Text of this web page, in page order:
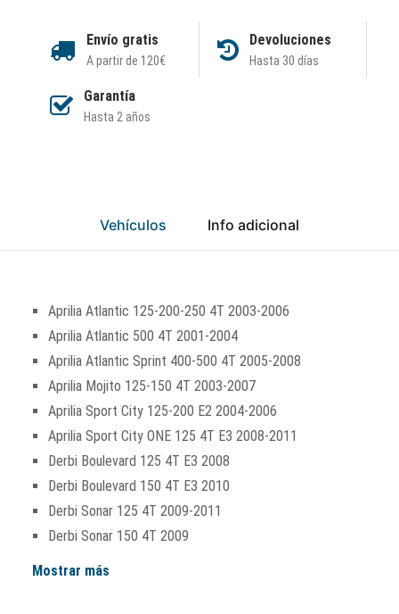
Envío gratis
A partir de 120€
Devoluciones
Hasta 30 días
Garantía
Hasta 2 años
Vehículos Info adicional
Aprilia Atlantic 125-200-250 4T 2003-2006
Aprilia Atlantic 500 4T 2001-2004
Aprilia Atlantic Sprint 400-500 4T 2005-2008
Aprilia Mojito 125-150 4T 2003-2007
Aprilia Sport City 125-200 E2 2004-2006
Aprilia Sport City ONE 125 4T E3 2008-2011
Derbi Boulevard 125 4T E3 2008
Derbi Boulevard 150 4T E3 2010
Derbi Sonar 125 4T 2009-2011
Derbi Sonar 150 4T 2009
Mostrar más